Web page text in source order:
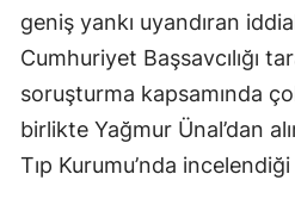
geniş yankı uyandıran
Cumhuriyet Başsavcılığı
soruşturma kapsamında
birlikte Yağmur Ünal’dan
Tıp Kurumu’nda